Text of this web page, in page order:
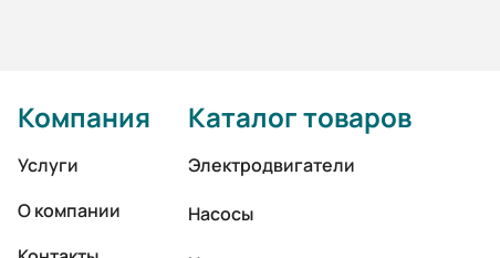
Компания
Услуги
О компании
Каталог товаров
Электродвигатели
Насосы